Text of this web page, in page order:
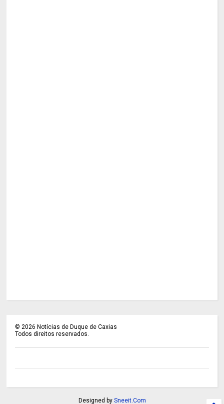
©2026 Notícias de Duque de Caxias
Todos direitos reservados.
Designed by Sneeit.Com